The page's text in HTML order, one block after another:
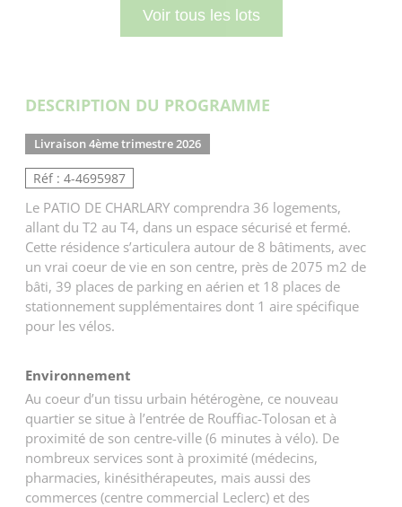
Voir tous les lots
DESCRIPTION DU PROGRAMME
Livraison 4ème trimestre 2026
Réf : 4-4695987
Le PATIO DE CHARLARY comprendra 36 logements,
allant du T2 au T4, dans un espace sécurisé et fermé.
Cette résidence s’articulera autour de 8 bâtiments, avec
un vrai coeur de vie en son centre, près de 2075 m2 de
bâti, 39 places de parking en aérien et 18 places de
stationnement supplémentaires dont 1 aire spécifique
pour les vélos.
Environnement
Au coeur d’un tissu urbain hétérogène, ce nouveau
quartier se situe à l’entrée de Rouffiac-Tolosan et à
proximité de son centre-ville (6 minutes à vélo). De
nombreux services sont à proximité (médecins,
pharmacies, kinésithérapeutes, mais aussi des
commerces (centre commercial Leclerc) et des